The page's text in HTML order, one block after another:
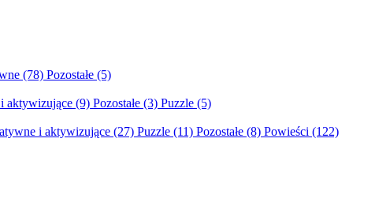
(78) Pozostałe (5)
aktywizujące (9) Pozostałe (3) Puzzle (5)
i aktywizujące (27) Puzzle (11) Pozostałe (8) Powieści (122)